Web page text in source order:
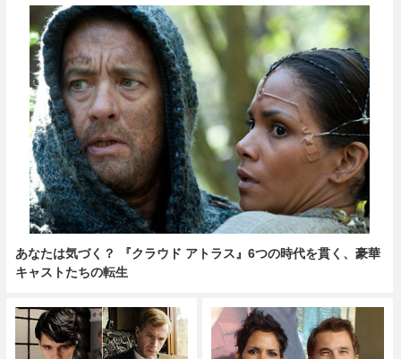
あなたは気づく？ 『クラウド アトラス』6つの時代を貫く、豪華
キャストたちの転生